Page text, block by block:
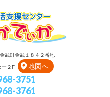
武町金武１８４２番地
ー２F 地図へ
3751
3761